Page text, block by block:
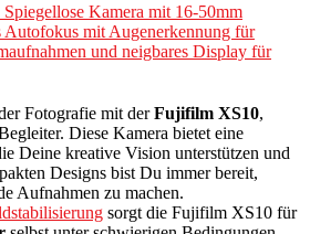
Kamera mit 16-50mm
mit Augenerkennung für
und neigbares Display für
Fotografie mit derFujifilm XS10,
Diese Kamera bietet eine
Deine kreative Vision unterstützen und
Designs bist Du immer bereit,
Aufnahmen zu machen.
sorgt die Fujifilm XS10 für